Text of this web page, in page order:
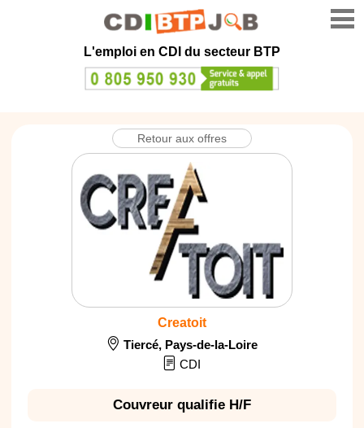
L'emploi en CDI du secteur BTP
Retour aux offres
Creatoit
Tiercé, Pays-de-la-Loire
CDI
Couvreur qualifie H/F